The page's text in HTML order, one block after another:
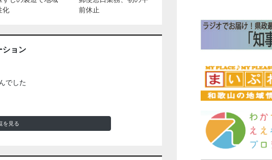
化
前休止
ション
でした
を見る